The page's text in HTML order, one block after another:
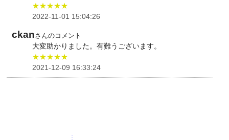
★★★★★
2022-11-01 15:04:26
ckanさんのコメント
大変助かりました。有難うございます。
★★★★★
2021-12-09 16:33:24